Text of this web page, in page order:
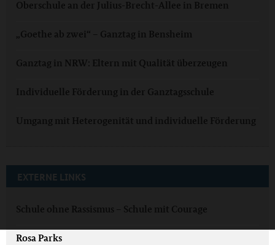
Oberschule an der Julius-Brecht-Allee in Bremen
„Goethe ab zwei“ – Ganztag in Bensheim
Ganztag in NRW: Eltern mit Qualität überzeugen
Individuelle Förderung in der Ganztagsschule
Umgang mit Heterogenität und individuelle Förderung
EXTERNE LINKS
Schule ohne Rassismus – Schule mit Courage
Rosa Parks